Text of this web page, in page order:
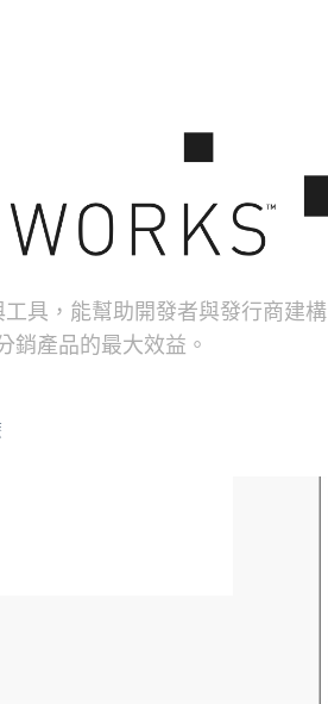
具，能幫助開發者與發行商建構
銷產品的最大效益。